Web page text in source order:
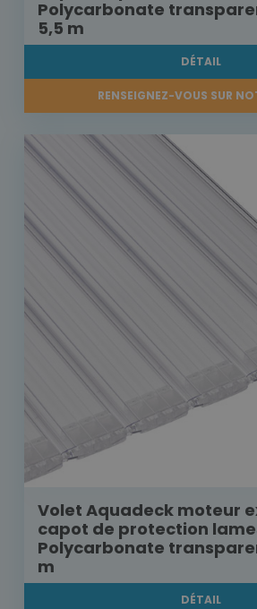
Polycarbonate
5,5 m
DÉTAIL
RENSEIGNEZ-VOUS SUR
Volet Aquadeck moteur
capot de protection
Polycarbonate
m
DÉTAIL